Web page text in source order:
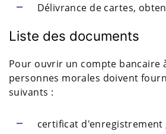
Délivrance de cartes,
Liste des documents
Pour ouvrir un compte bancaire
personnes morales doivent
suivants :
certificat d'enregistrement